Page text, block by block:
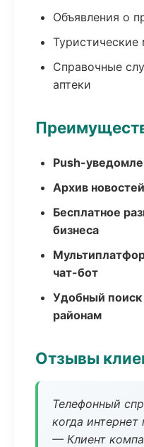
Объявления о
Справочные
аптеки
Push-
Архив
Бесплатное
бизнеса
чат-бот
Удобный поиск
районам
Отзывы
Телефонный
когда интернет
— Клиент